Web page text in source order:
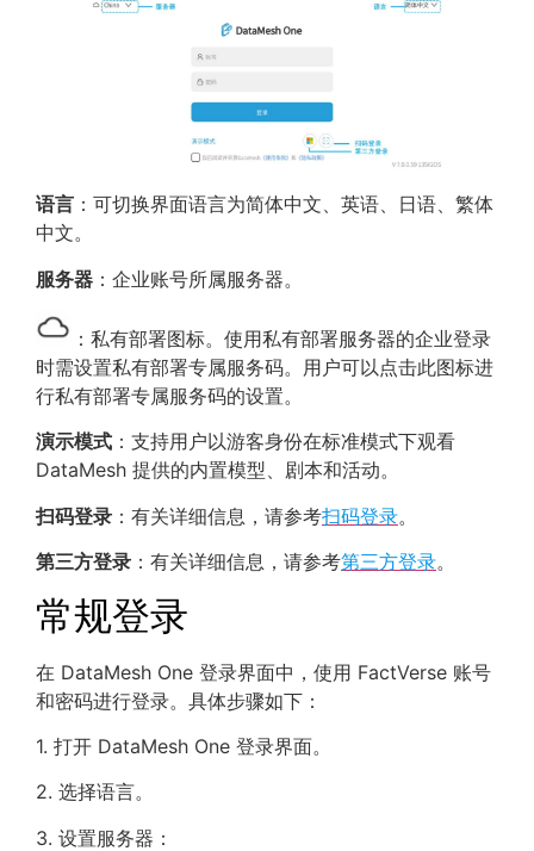
语言 ：可切换界面语言为简体中文、英语、日语、繁体
中文。
服务器 ：企业账号所属服务器。
：私有部署图标。使用私有部署服务器的企业登录
时需设置私有部署专属服务码。用户可以点击此图标进
行私有部署专属服务码的设置。
演示模式 ：支持用户以游客身份在标准模式下观看
DataMesh 提供的内置模型、剧本和活动。
扫码登录 ：有关详细信息，请参考扫码登录。
第三方登录 ：有关详细信息，请参考第三方登录。
常规登录
在 DataMesh One 登录界面中，使用 FactVerse 账号
和密码进行登录。具体步骤如下：
1. 打开 DataMesh One 登录界面。
2. 选择语言。
3. 设置服务器：